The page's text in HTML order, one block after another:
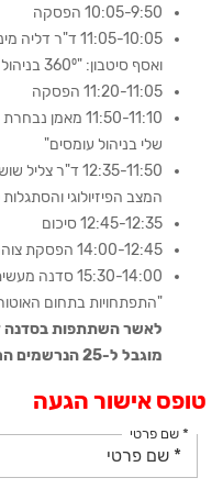
10:05-9:50 הפסקה
11:05-10:05
ואסף סיטבון: "360⁰ בניהול עומסים: פסיכולוגיה, רפואה ונתונים"
11:20-11:05 הפסקה
11:50-11:10
שלי בניהול עומסים"
12:35-11:50
המצב הפיזיולוגי
12:45-12:35 סיכום
14:00-12:45 הפסקת צוהריים
15:30-14:00
"התפתחויות בתחום
לאשר השתתפות בסדנה
מוגבל ל-25 הנרשמים הראשונים).
טופס אישור הגעה
* שם פרטי